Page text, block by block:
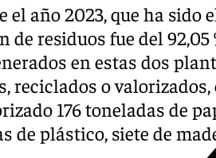
el año 2023, que ha
de residuos fue del
en estas dos
reciclados o
176 toneladas de
de plástico, siete de